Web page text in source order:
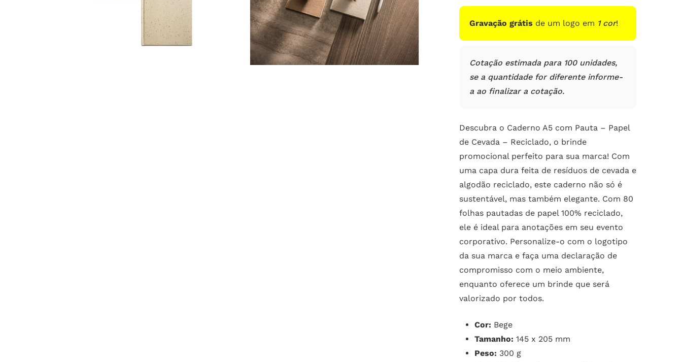
Gravação grátis de um logo em 1 cor!
Cotação estimada para 100 unidades,
se a quantidade for diferente informe-
a ao finalizar a cotação.
Descubra o Caderno A5 com Pauta – Papel
de Cevada – Reciclado, o brinde
promocional perfeito para sua marca! Com
uma capa dura feita de resíduos de cevada e
algodão reciclado, este caderno não só é
sustentável, mas também elegante. Com 80
folhas pautadas de papel 100% reciclado,
ele é ideal para anotações em seu evento
corporativo. Personalize-o com o logotipo
da sua marca e faça uma declaração de
compromisso com o meio ambiente,
enquanto oferece um brinde que será
valorizado por todos.
Cor: Bege
Tamanho: 145 x 205 mm
Peso: 300 g